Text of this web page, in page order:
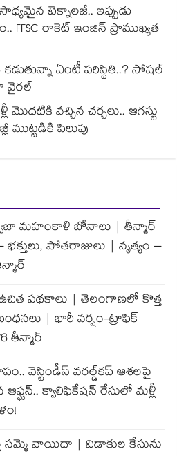
టెక్నాలజీ.. ఇప్పుడు
రాకెట్ ఇంజిన్ ప్రాముఖ్యత
కడుతున్నా ఏంటీ పరిస్థితి..? సోషల్
మొదటికి వచ్చిన చర్చలు.. ఆగస్టు
ముట్టడికి పిలుపు
మహంకాళి బోనాలు | తీన్మార్
భక్తులు, పోతరాజులు | నృత్యం –
పథకాలు | తెలంగాణలో కొత్త
| భారీ వర్షం-ట్రాఫిక్
తీన్మార్
వెస్టిండీస్ వరల్డ్‌కప్ ఆశలపై
ఆఫ్ఘన్.. క్వాలిఫికేషన్ రేసులో మళ్లీ
సమ్మె వాయిదా | విడాకుల కేసును